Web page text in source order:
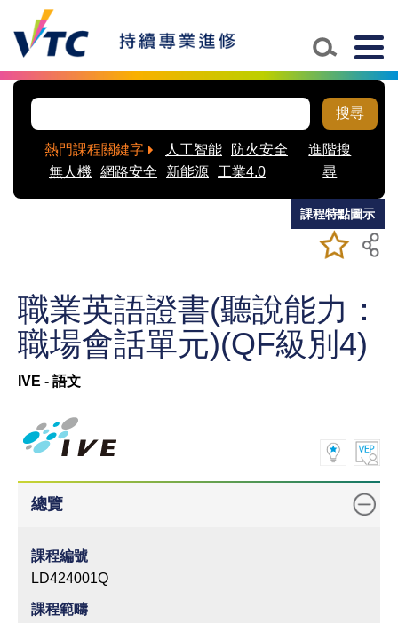
Skip to main content
搜尋
熱門課程關鍵字 人工智能
防火安全
無人機 網路安全 新能源 工業4.0
進階搜
尋
加入/移除
我喜愛的
儲存課程
職業英語證書(聽說能力：
職場會話單元)(QF級別4)
IVE - 語文
總覽
課程編號
LD424001Q
課程範疇
課程特點圖示